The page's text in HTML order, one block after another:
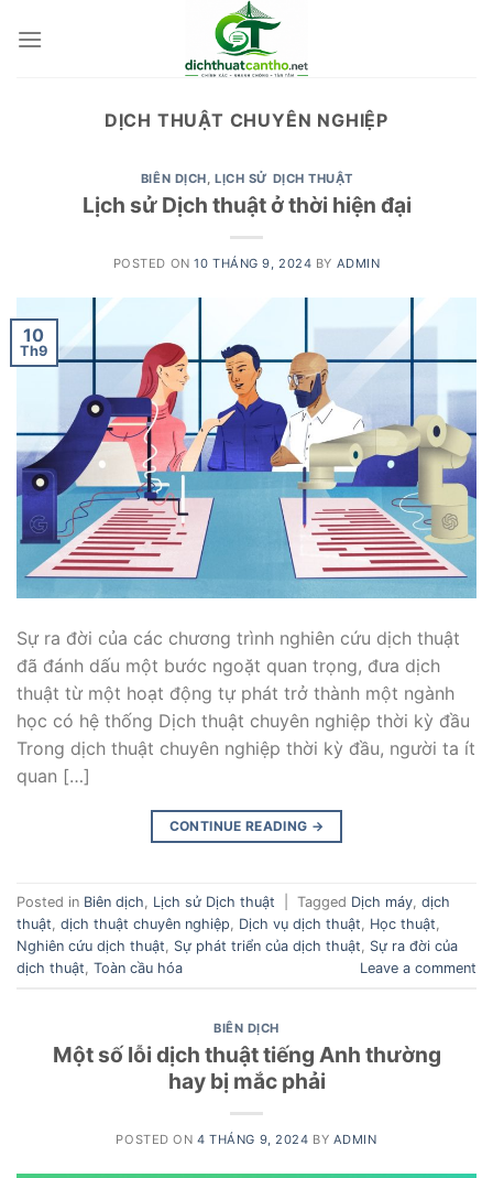
DỊCH THUẬT CHUYÊN NGHIỆP
BIÊN DỊCH,LỊCH SỬ DỊCH THUẬT
Lịch sử Dịch thuật ở thời hiện đại
POSTED ON10 THÁNG 9, 2024 BY ADMIN
10
Th9
Sự ra đời của các chương trình nghiên cứu dịch thuật
đã đánh dấu một bước ngoặt quan trọng, đưa dịch
thuật từ một hoạt động tự phát trở thành một ngành
học có hệ thống Dịch thuật chuyên nghiệp thời kỳ đầu
Trong dịch thuật chuyên nghiệp thời kỳ đầu, người ta ít
quan […]
CONTINUE READING →
Posted in Biên dịch Lịch sử Dịch thuật Tagged Dịch máy dịch
thuật dịch thuật chuyên nghiệp Dịch vụ dịch thuật Học thuật
Nghiên cứu dịch thuật
Sự phát triển của dịch thuật
Sự ra đời của
dịch thuật Toàn cầu hóa Leave a comment
BIÊN DỊCH
Một số lỗi dịch thuật tiếng Anh thường
hay bị mắc phải
POSTED ON4 THÁNG 9, 2024 BY ADMIN